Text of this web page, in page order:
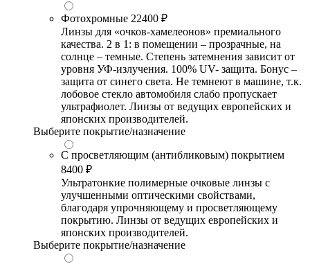
Фотохромные 22400 ₽
Линзы для «очков-хамелеонов» премиального
качества. 2 в 1: в помещении – прозрачные, на
солнце – темные. Степень затемнения зависит от
уровня УФ-излучения. 100% UV- защита. Бонус –
защита от синего света. Не темнеют в машине, т.к.
лобовое стекло автомобиля слабо пропускает
ультрафиолет. Линзы от ведущих европейских и
японских производителей.
Выберите покрытие/назначение
С просветляющим (антибликовым) покрытием
8400 ₽
Ультратонкие полимерные очковые линзы с
улучшенными оптическими свойствами,
благодаря упрочняющему и просветляющему
покрытию. Линзы от ведущих европейских и
японских производителей.
Выберите покрытие/назначение